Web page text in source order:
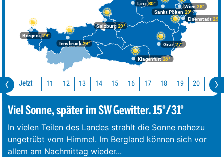
Bregenz29°
Graz27°
Innsbruck29°
Klagenfurt 26°
Linz30°
Salzburg29°
Wien 28°
Eisenstadt 29°
Sankt Pölten 29°
Jetzt 11 12 13 14 15 16 17 18 19 20 21
Viel Sonne, später im SW Gewitter. 15°/31°
In vielen Teilen des Landes strahlt die Sonne nahezu
ungetrübt vom Himmel. Im Bergland können sich vor
allem am Nachmittag wieder...